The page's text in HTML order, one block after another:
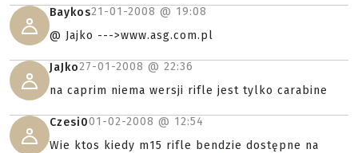
Baykos21-01-2008 @ 19:08
@ Jajko --->www.asg.com.pl
JaJko27-01-2008 @ 22:36
na caprim niema wersji rifle jest tylko carabine
Czesi001-02-2008 @ 12:54
Wie ktos kiedy m15 rifle bendzie dostępne na